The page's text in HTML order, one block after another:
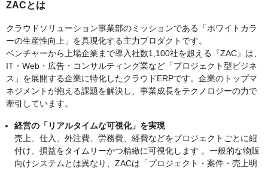
ZACとは
クラウドソリューション事業部のミッションである「ホワイトカラ
ーの生産性向上」を具現化する主力プロダクトです。
ベンチャーから上場企業まで導入社数1,100社を超える『ZAC』は、
IT・Web・広告・コンサルティング業など「プロジェクト型ビジネ
ス」を展開する企業に特化したクラウドERPです。企業のトップマ
ネジメントが抱える課題を解決し、事業成長をテクノロジーの力で
牽引しています。
経営の「リアルタイムな可視化」を実現
売上、仕入、外注費、労務費、経費などをプロジェクトごとに紐
付け、損益をタイムリーかつ精緻に可視化します 。一般的な物販
向けシステムとは異なり、ZACは「プロジェクト・案件・売上明